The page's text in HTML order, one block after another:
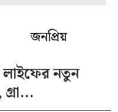
জনপ্রিয়
লাইফের নতুন